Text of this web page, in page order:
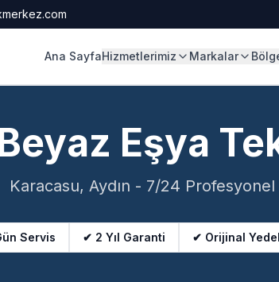
Ana SayfaHizmetlerimiz Markalar
Eşya
Karacasu, Aydın - 7/24
Servis ✔ 2 Yıl Garanti ✔ Orijinal